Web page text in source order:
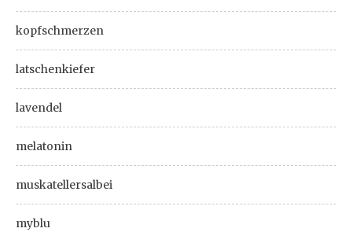
kopfschmerzen
latschenkiefer
lavendel
melatonin
muskatellersalbei
myblu